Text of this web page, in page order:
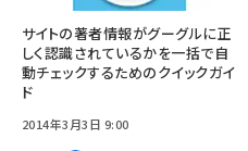
サイトの著者情報がグーグルに正
しく認識されているかを一括で自
動チェックするためのクイックガイ
ド
2014年3月3日 9:00